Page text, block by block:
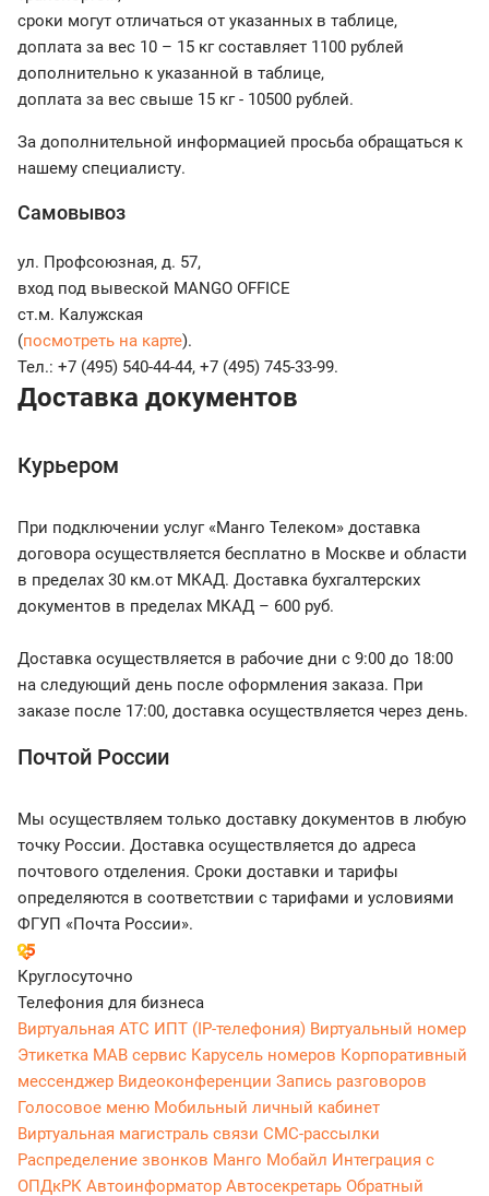
сроки могут отличаться от указанных в таблице,
доплата за вес 10 – 15 кг составляет 1100 рублей
дополнительно к указанной в таблице,
доплата за вес свыше 15 кг - 10500 рублей.
За дополнительной информацией просьба обращаться к
нашему специалисту.
Самовывоз
ул. Профсоюзная, д. 57,
вход под вывеской MANGO OFFICE
ст.м. Калужская
(посмотреть на карте).
Тел.: +7 (495) 540-44-44, +7 (495) 745-33-99.
Доставка документов
Курьером
При подключении услуг «Манго Телеком» доставка
договора осуществляется бесплатно в Москве и области
в пределах 30 км.от МКАД. Доставка бухгалтерских
документов в пределах МКАД – 600 руб.
Доставка осуществляется в рабочие дни с 9:00 до 18:00
на следующий день после оформления заказа. При
заказе после 17:00, доставка осуществляется через день.
Почтой России
Мы осуществляем только доставку документов в любую
точку России. Доставка осуществляется до адреса
почтового отделения. Сроки доставки и тарифы
определяются в соответствии с тарифами и условиями
ФГУП «Почта России».
Круглосуточно
Телефония для бизнеса
Виртуальная АТС ИПТ (IP-телефония) Виртуальный номер
Этикетка МАВ сервис Карусель номеров Корпоративный
мессенджер Видеоконференции Запись разговоров
Голосовое меню Мобильный личный кабинет
Виртуальная магистраль связи СМС-рассылки
Распределение звонков Манго Мобайл Интеграция с
ОПДкРК Автоинформатор Автосекретарь Обратный